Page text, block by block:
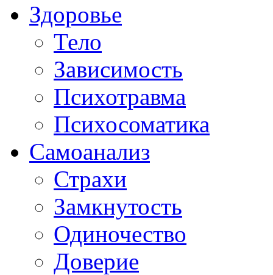
Здоровье
Тело
Зависимость
Психотравма
Психосоматика
Самоанализ
Страхи
Замкнутость
Одиночество
Доверие